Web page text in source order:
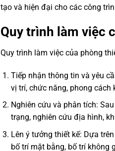
tạo và hiện đại cho các công
Quy trình làm việc
Quy trình làm việc của phòng
Tiếp nhận thông tin và yêu
vị trí, chức năng, phong
Nghiên cứu và phân tích:
trạng, nghiên cứu địa hình,
Lên ý tưởng thiết kế: Dựa
bố trí mặt bằng, bố trí không